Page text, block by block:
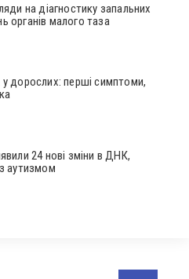
на діагностику запальних
органів малого таза
дорослих: перші симптоми,
24 нові зміни в ДНК,
аутизмом